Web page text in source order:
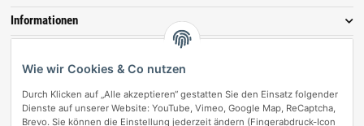
Informationen
Wie wir Cookies & Co nutzen
Durch Klicken auf „Alle akzeptieren“ gestatten Sie den Einsatz folgender
Dienste auf unserer Website: YouTube, Vimeo, Google Map, ReCaptcha,
Brevo. Sie können die Einstellung jederzeit ändern (Fingerabdruck-Icon